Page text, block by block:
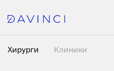
Хирурги Клиники